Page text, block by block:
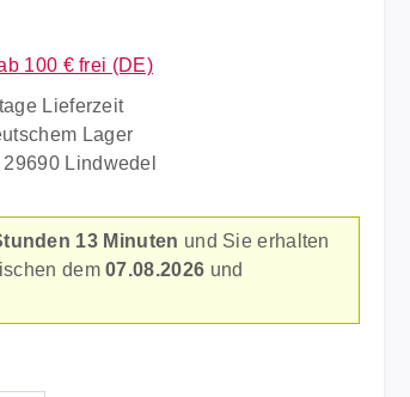
100 € frei (DE)
Lieferzeit
Lager
Lindwedel
13 Minuten und Sie erhalten
dem07.08.2026 und